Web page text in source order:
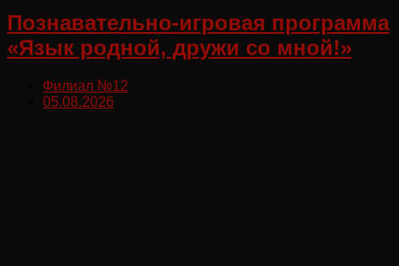
Познавательно-игровая программа
«Язык родной, дружи со мной!»
Филиал №12
05.08.2026